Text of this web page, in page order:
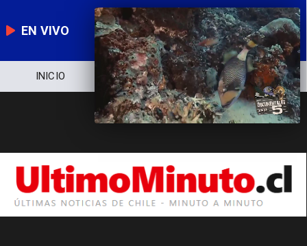
EN VIVO
INICIO NOTICIERO POLÍTICA